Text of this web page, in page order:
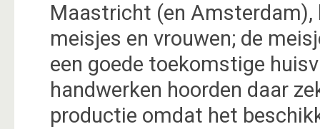
Maastricht (en Amsterdam),
meisjes en vrouwen; de
een goede toekomstige
handwerken hoorden daar
productie omdat het